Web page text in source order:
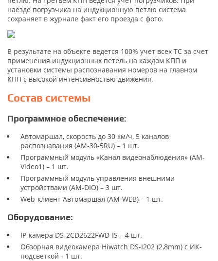
наезде погрузчика на индукционную петлю система
сохраняет в журнале факт его проезда с фото.
В результате на объекте ведется 100% учет всех ТС за счет
применения индукционных петель на каждом КПП и
установки системы распознавания номеров на главном
КПП с высокой интенсивностью движения.
Состав системы
Программное обеспечение:
Автомаршал, скорость до 30 км/ч, 5 каналов
распознавания (AM-30-5RU) – 1 шт.
Программный модуль «Канал видеонаблюдения» (AM-
Video1) – 1 шт.
Программный модуль управления внешними
устройствами (AM-DIO) – 3 шт.
Web-клиент Автомаршал (AM-WEB) – 1 шт.
Оборудование:
IP-камера DS-2CD2622FWD-IS – 4 шт.
Обзорная видеокамера Hiwatch DS-I202 (2,8mm) с ИК-
подсветкой - 1 шт.